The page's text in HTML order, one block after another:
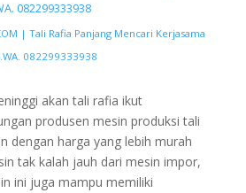
082299333938
| Tali Rafia Panjang Mencari Kerjasama
082299333938
akan tali rafia ikut
produsen mesin produksi tali
dengan harga yang lebih murah
tak kalah jauh dari mesin impor,
ini juga mampu memiliki